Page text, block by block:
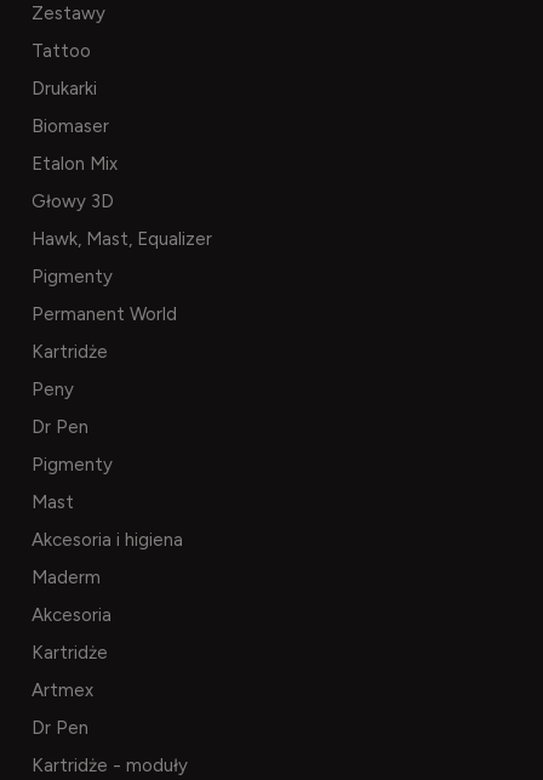
Zestawy
Tattoo
Drukarki
Biomaser
Etalon Mix
Głowy 3D
Hawk, Mast, Equalizer
Pigmenty
Permanent World
Kartridże
Peny
Dr Pen
Pigmenty
Mast
Akcesoria i higiena
Maderm
Akcesoria
Kartridże
Artmex
Dr Pen
Kartridże - moduły